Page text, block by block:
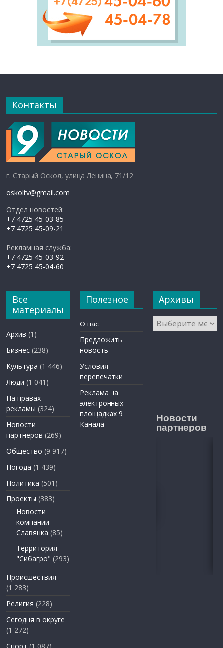
Контакты
г. Старый Оскол, улица Ленина, 71/12
oskoltv@gmail.com
Отдел новостей:
+7 4725 45-03-85
+7 4725 45-09-21
Рекламная служба:
+7 4725 45-03-92
+7 4725 45-04-60
Все
материалы
Архив (1)
Бизнес (238)
Культура (1 446)
Люди (1 041)
На правах
рекламы (324)
Новости
партнеров (269)
Общество (9 917)
Погода (1 439)
Политика (501)
Проекты (383)
Новости
компании
Славянка (85)
Территория
"Сибагро" (293)
Происшествия
(1 283)
Религия (228)
Сегодня в округе
(1 272)
Спорт (1 087)
Полезное
О нас
Предложить
новость
Условия
перепечатки
Реклама на
электронных
площадках 9
Канала
Архивы
Архивы
Новости
партнеров